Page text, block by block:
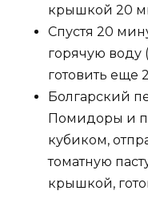
крышкой 20
Спустя 20
горячую воду
готовить еще
Болгарский
Помидоры и
кубиком,
томатную
крышкой,